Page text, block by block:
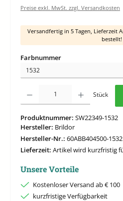
Preise exkl. MwSt. zzgl. Versandkosten
Versandfertig in 5 Tagen, Lieferzeit
bestellt!
Farbnummerauswählen
Produkt Anzahl: Gib den gewünschten
Stück
Produktnummer: SW22349-1532
Hersteller: Brildor
Hersteller-Nr.: 60ABB404500-1532
Lieferzeit: Artikel wird kurzfristig
Unsere Vorteile
Kostenloser Versand ab € 100
kurzfristige Verfügbarkeit